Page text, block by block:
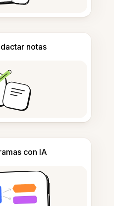
notas
con IA